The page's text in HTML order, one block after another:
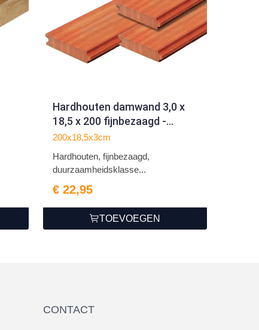
Hardhouten damwand 3,0 x
18,5 x 200 fijnbezaagd -
duurzaamheidsklasse 1
200x18,5x3cm
Hardhouten, fijnbezaagd,
duurzaamheidsklasse...
€ 22,95
TOEVOEGEN
CONTACT